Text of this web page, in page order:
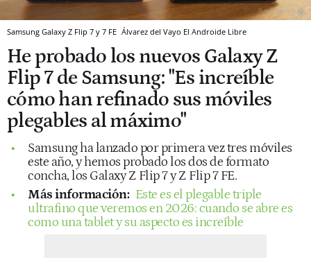
Samsung Galaxy Z Flip 7 y 7 FE Álvarez del Vayo El Androide Libre
He probado los nuevos Galaxy Z
Flip 7 de Samsung: "Es increíble
cómo han refinado sus móviles
plegables al máximo"
Samsung ha lanzado por primera vez tres móviles
este año, y hemos probado los dos de formato
concha, los Galaxy Z Flip 7 y Z Flip 7 FE.
Más información: Este es el plegable triple
ultrafino que veremos en 2026: cuando se abre es
como una tablet y su aspecto es increíble